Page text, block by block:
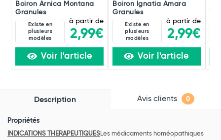
Boiron Arnica Montana
Granules
Existe en
plusieurs
modèles
à partir de
2,99€
Voir l'article
Boiron Ignatia Amara
Granules
Existe en
plusieurs
modèles
à partir de
2,99€
Voir l'article
Description Avis clients 0
Propriétés
INDICATIONS THERAPEUTIQUESLes médicaments homéopathiques